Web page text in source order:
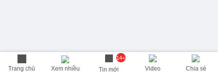
Trang chủ Xem nhiều
14+
Tin mới Video Chia sẻ